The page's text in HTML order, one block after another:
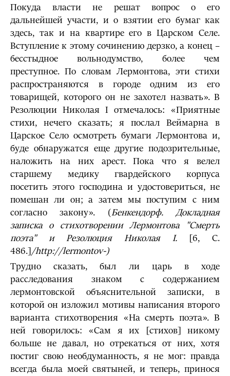
Покуда власти не решат вопрос о его
дальнейшей участи, и о взятии его бумаг как
здесь, так и на квартире его в Царском Селе.
Вступление к этому сочинению дерзко, а конец –
бесстыдное вольнодумство, более чем
преступное. По словам Лермонтова, эти стихи
распространяются в городе одним из его
товарищей, которого он не захотел назвать». В
Резолюции Николая I отмечалось: «Приятные
стихи, нечего сказать; я послал Веймарна в
Царское Село осмотреть бумаги Лермонтова и,
буде обнаружатся еще другие подозрительные,
наложить на них арест. Пока что я велел
старшему медику гвардейского корпуса
посетить этого господина и удостовериться, не
помешан ли он; а затем мы поступим с ним
согласно закону». (Бенкендорф. Докладная
записка о стихотворении Лермонтова "Смерть
поэта" и Резолюция Николая I.
[6, С.
486.] /http://lermontov-)
Трудно сказать, был ли царь в ходе
расследования знаком с содержанием
лермонтовской объяснительной записки, в
которой он изложил мотивы написания второго
варианта стихотворения «На смерть поэта». В
ней говорилось: «Сам я их [стихов] никому
больше не давал, но отрекаться от них, хотя
постиг свою необдуманность, я не мог: правда
всегда была моей святыней, и теперь, принося